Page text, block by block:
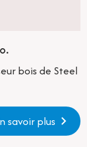
bois de Steel
savoir plus